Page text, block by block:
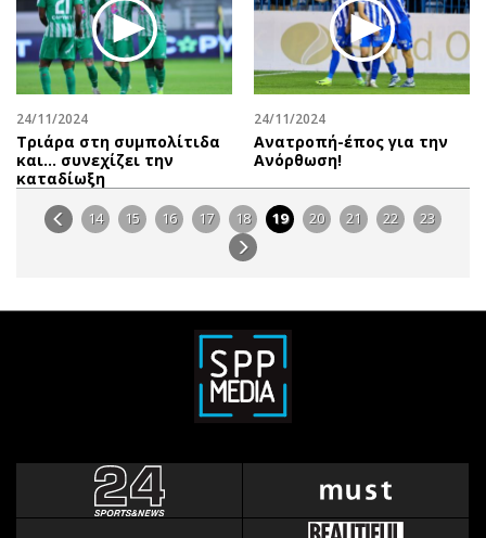
24/11/2024
Τριάρα στη συμπολίτιδα
και… συνεχίζει την
καταδίωξη
24/11/2024
Ανατροπή-έπος για την
Ανόρθωση!
14 15 16 17 18 19 20 21 22 23